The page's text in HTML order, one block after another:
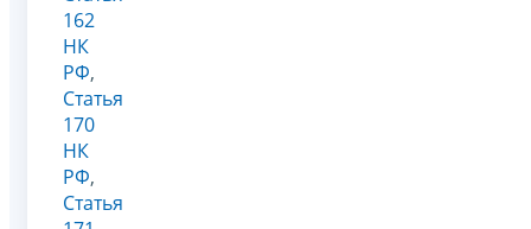
162
НК
РФ,
Статья
170
НК
РФ,
Статья